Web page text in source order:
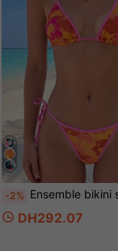
-2% Ensemble bikini sexy camouflage deux pièces, Top triangle avec bordure fuchsia + bas à nouer sur les côtés, maillot de bain
DH292.07